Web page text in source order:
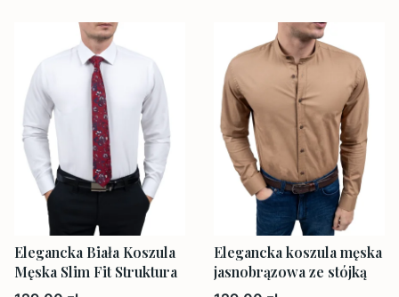
Elegancka Biała Koszula
Męska Slim Fit Struktura
Elegancka koszula męska
jasnobrązowa ze stójką